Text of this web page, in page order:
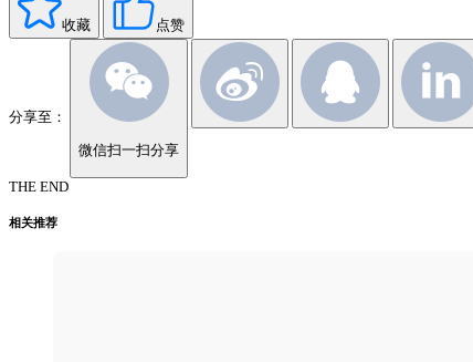
收藏 点赞
分享至：
微信扫一扫分享
THE END
相关推荐